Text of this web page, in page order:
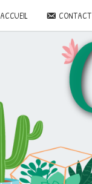
ACCUEIL CONTACT